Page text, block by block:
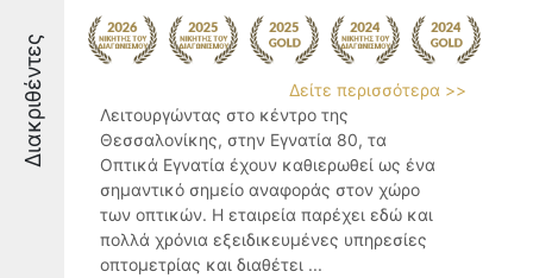
Διακριθέντες
Δείτε περισσότερα >>
Λειτουργώντας στο κέντρο της
Θεσσαλονίκης, στην Εγνατία 80, τα
Οπτικά Εγνατία έχουν καθιερωθεί ως ένα
σημαντικό σημείο αναφοράς στον χώρο
των οπτικών. Η εταιρεία παρέχει εδώ και
πολλά χρόνια εξειδικευμένες υπηρεσίες
οπτομετρίας και διαθέτει ...